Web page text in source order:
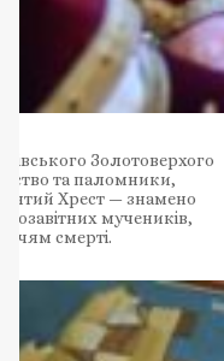
Золотоверхого
та паломники,
Хрест — знамено
мучеників,
смерті.